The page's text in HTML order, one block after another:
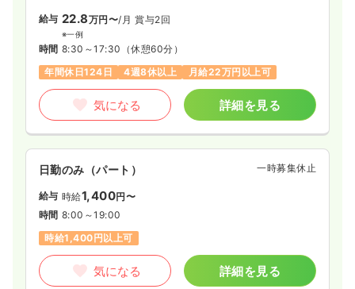
給与 22.8万円〜/月 賞与2回
※一例
時間 8:30～17:30 （休憩60分）
年間休日124日
4週8休以上 月給22万円以上可
気になる 詳細を見る
日勤のみ（パート） 一時募集休止
給与 時給1,400円〜
時間 8:00～19:00
時給1,400円以上可
気になる 詳細を見る